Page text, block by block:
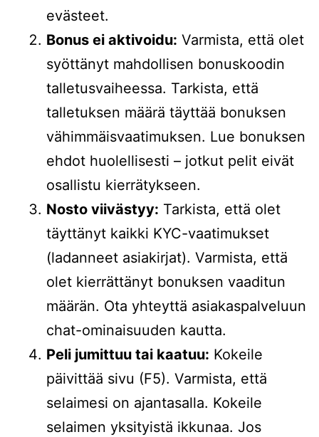
evästeet.
Bonus ei aktivoidu: Varmista, että olet
syöttänyt mahdollisen bonuskoodin
talletusvaiheessa. Tarkista, että
talletuksen määrä täyttää bonuksen
vähimmäisvaatimuksen. Lue bonuksen
ehdot huolellisesti – jotkut pelit eivät
osallistu kierrätykseen.
Nosto viivästyy: Tarkista, että olet
täyttänyt kaikki KYC-vaatimukset
(ladanneet asiakirjat). Varmista, että
olet kierrättänyt bonuksen vaaditun
määrän. Ota yhteyttä asiakaspalveluun
chat-ominaisuuden kautta.
Peli jumittuu tai kaatuu: Kokeile
päivittää sivu (F5). Varmista, että
selaimesi on ajantasalla. Kokeile
selaimen yksityistä ikkunaa. Jos